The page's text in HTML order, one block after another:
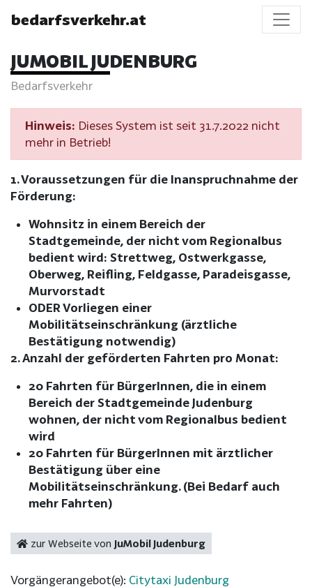
bedarfsverkehr.at
JUMOBIL JUDENBURG
Bedarfsverkehr
Hinweis: Dieses System ist seit 31.7.2022 nicht
mehr in Betrieb!
1. Voraussetzungen für die Inanspruchnahme der
Förderung:
Wohnsitz in einem Bereich der
Stadtgemeinde, der nicht vom Regionalbus
bedient wird: Strettweg, Ostwerkgasse,
Oberweg, Reifling, Feldgasse, Paradeisgasse,
Murvorstadt
ODER Vorliegen einer
Mobilitätseinschränkung (ärztliche
Bestätigung notwendig)
2. Anzahl der geförderten Fahrten pro Monat:
20 Fahrten für BürgerInnen, die in einem
Bereich der Stadtgemeinde Judenburg
wohnen, der nicht vom Regionalbus bedient
wird
20 Fahrten für BürgerInnen mit ärztlicher
Bestätigung über eine
Mobilitätseinschränkung. (Bei Bedarf auch
mehr Fahrten)
zur Webseite von JuMobil Judenburg
Vorgängerangebot(e): Citytaxi Judenburg